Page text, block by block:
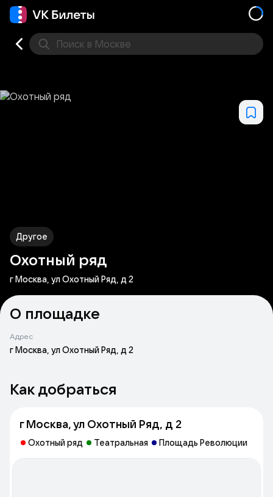
Поиск в Москве
Другое
Охотный ряд
г Москва, ул Охотный Ряд, д 2
О площадке
Адрес
г Москва, ул Охотный Ряд, д 2
Как добраться
г Москва, ул Охотный Ряд, д 2
Охотный ряд Театральная Площадь Революции